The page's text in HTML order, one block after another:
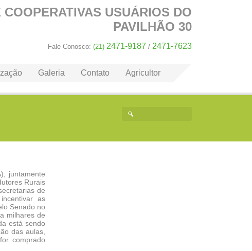
USUÁRIOS DO
PAVILHÃO 30
Fale Conosco: (21) 2471-9187 / 2471-7623
Galeria Contato Agricultor
juntamente
Rurais
de
as
Senado no
milhares de
está sendo
das aulas,
comprado